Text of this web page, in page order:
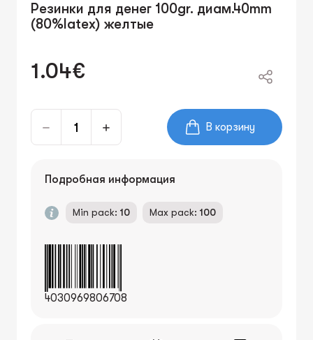
Резинки для денег 100gr. диам.40mm
(80%latex) желтые
1.04€
В корзину
Подробная информация
Min pack: 10 Max pack: 100
4030969806708